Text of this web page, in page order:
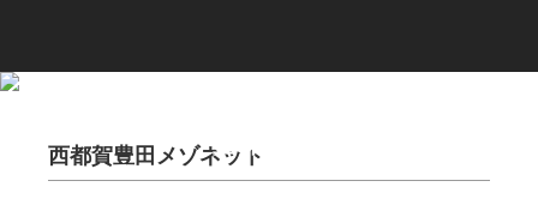
企業情報
西都賀豊田メゾネット